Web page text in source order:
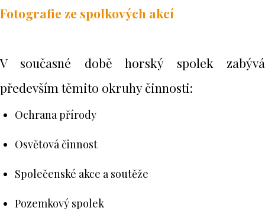
Fotografie ze spolkových akcí
V současné době horský spolek zabývá
především těmito okruhy činnosti:​
Ochrana přírody
Osvětová činnost
Společenské akce a soutěže
Pozemkový spolek